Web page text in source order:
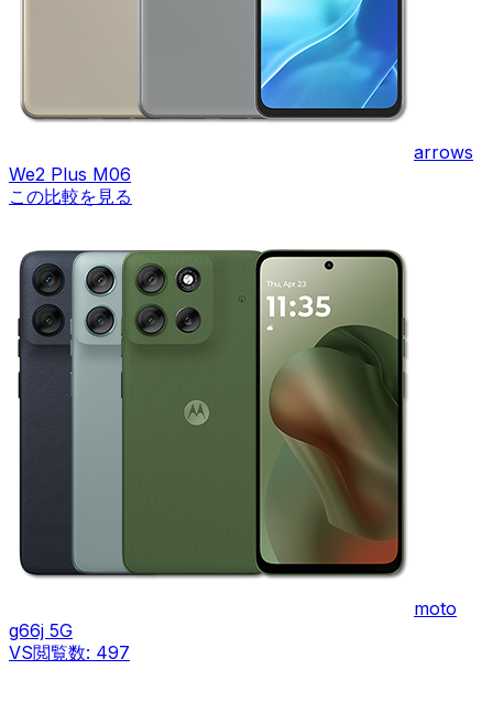
arrows
We2 Plus M06
この比較を見る
moto
g66j 5G
VS閲覧数: 497